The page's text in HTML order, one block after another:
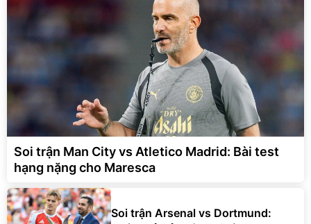
Soi trận Man City vs Atletico Madrid: Bài test
hạng nặng cho Maresca
Soi trận Arsenal vs Dortmund: